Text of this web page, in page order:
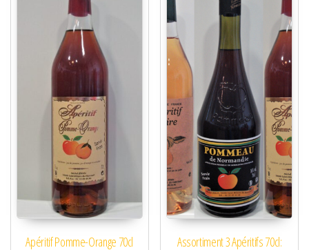
Apéritif Pomme-Orange 70cl Assortiment 3 Apéritifs 70cl: